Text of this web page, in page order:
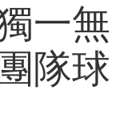
一無
隊球